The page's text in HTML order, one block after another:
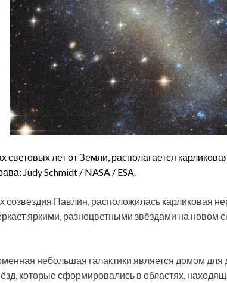
световых лет от Земли, располагается
Judy Schmidt / NASA / ESA.
созвездия Павлин, расположилась карликовая
яркими, разноцветными звёздами на новом
небольшая галактики является домом для
которые сформировались в областях,